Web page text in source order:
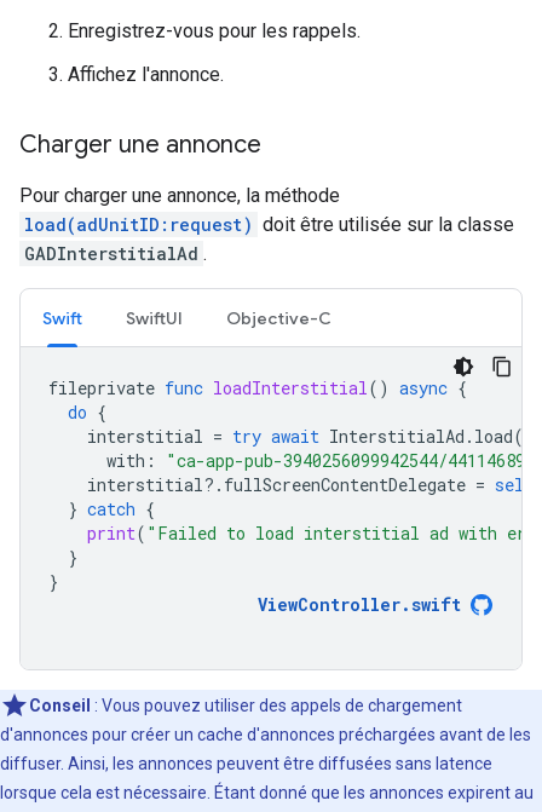
Enregistrez-vous pour les rappels.
Affichez l'annonce.
Charger une annonce
Pour charger une annonce, la méthode
load(adUnitID:request) doit être utilisée sur la classe
GADInterstitialAd .
Swift SwiftUI Objective-C
fileprivate func loadInterstitial() async {
do {
interstitial = try await InterstitialAd . load(
with :
"ca-app-pub-3940256099942544/
interstitial?. fullScreenContentDelegate = self
} catch {
print( "Failed to load interstitial ad with
}
}
ViewController.swift
Conseil : Vous pouvez utiliser des appels de chargement
d'annonces pour créer un cache d'annonces préchargées avant de les
diffuser. Ainsi, les annonces peuvent être diffusées sans latence
lorsque cela est nécessaire. Étant donné que les annonces expirent au